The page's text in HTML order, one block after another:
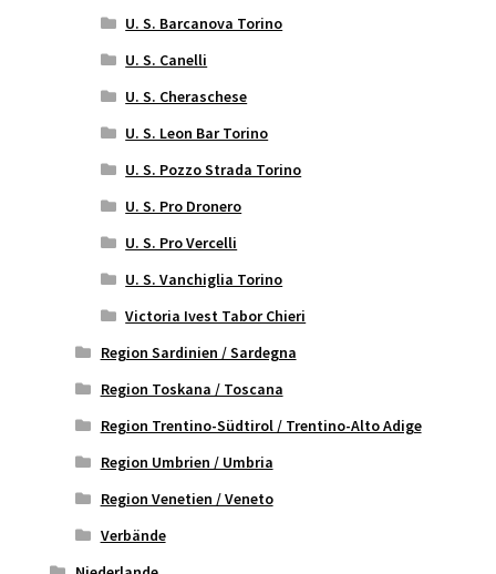
U. S. Barcanova Torino
U. S. Canelli
U. S. Cheraschese
U. S. Leon Bar Torino
U. S. Pozzo Strada Torino
U. S. Pro Dronero
U. S. Pro Vercelli
U. S. Vanchiglia Torino
Victoria Ivest Tabor Chieri
Region Sardinien / Sardegna
Region Toskana / Toscana
Region Trentino-Südtirol / Trentino-Alto Adige
Region Umbrien / Umbria
Region Venetien / Veneto
Verbände